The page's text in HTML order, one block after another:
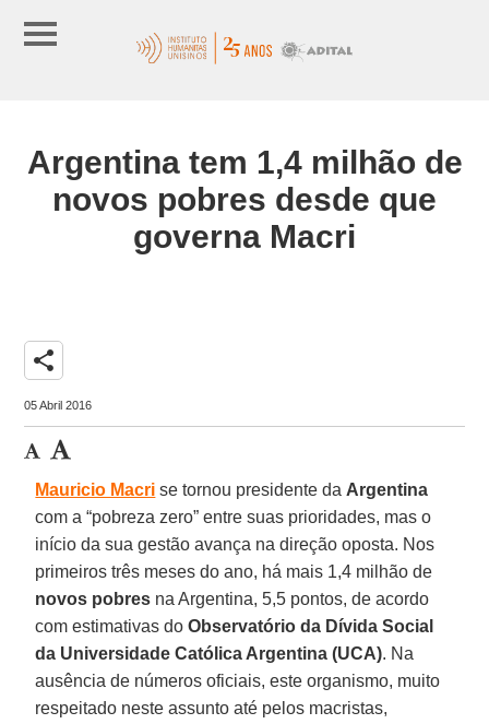
Argentina tem 1,4 milhão de
novos pobres desde que
governa Macri
share
05 Abril 2016
Mauricio Macri se tornou presidente da Argentina
com a “pobreza zero” entre suas prioridades, mas o
início da sua gestão avança na direção oposta. Nos
primeiros três meses do ano, há mais 1,4 milhão de
novos pobres na Argentina, 5,5 pontos, de acordo
com estimativas doObservatório da Dívida Social
da Universidade Católica Argentina (UCA). Na
ausência de números oficiais, este organismo, muito
respeitado neste assunto até pelos macristas,